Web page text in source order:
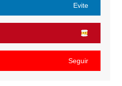
Evite
Seguir